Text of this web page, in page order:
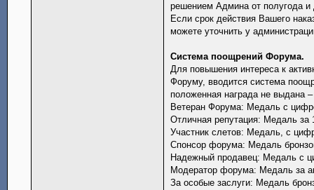
решением Админа от полугода и
Если срок действия Вашего
можете уточнить у
Система поощрений Форума.
Для повышения интереса к
Форуму, вводится система
положенная награда не выдана
Ветеран Форума: Медаль с
Отличная репутация: Медаль за
Участник слетов: Медаль, с
Спонсор форума: Медаль
Надежный продавец: Медаль с
Модератор форума: Медаль за
За особые заслуги: Медаль